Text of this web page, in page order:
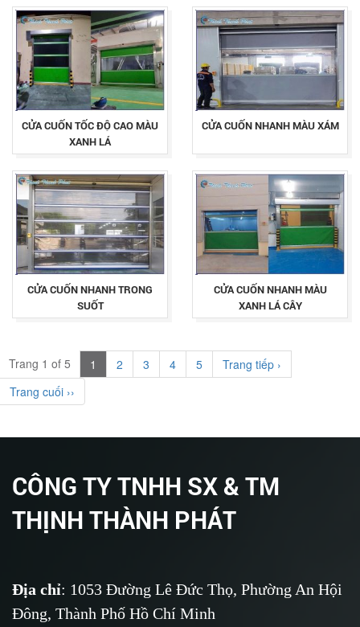
CỬA CUỐN TỐC ĐỘ CAO MÀU
XANH LÁ
CỬA CUỐN NHANH MÀU XÁM
CỬA CUỐN NHANH TRONG
SUỐT
CỬA CUỐN NHANH MÀU
XANH LÁ CÂY
Trang 1 of 5 1 2 3 4 5
Trang tiếp ›
Trang cuối ››
CÔNG TY TNHH SX & TM
THỊNH THÀNH PHÁT
Địa chỉ: 1053 Đường Lê Đức Thọ, Phường An Hội
Đông, Thành Phố Hồ Chí Minh